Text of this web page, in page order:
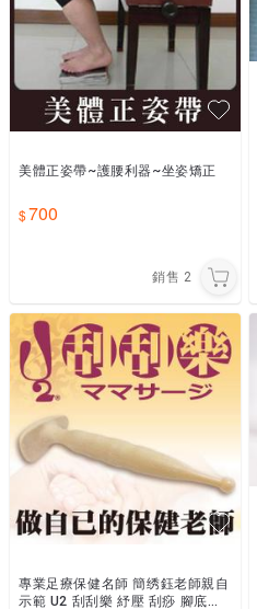
美體正姿帶~護腰利器~坐姿矯正
700
銷售 2
專業足療保健名師 簡绣鈺老師親自
示範 U2 刮刮樂 紓壓 刮痧 腳底按